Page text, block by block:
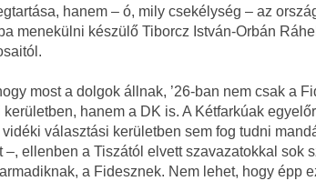
hanem – ó, mily csekélység – az
menekülni készülő Tiborcz István-Orbán
most a dolgok állnak, ’26-ban nem csak a
hanem a DK is. A Kétfarkúak
választási kerületben sem fog tudni
–, ellenben a Tiszától elvett szavazatokkal sok
a Fidesznek. Nem lehet, hogy épp